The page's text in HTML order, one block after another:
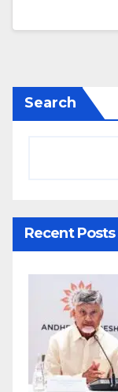
Search
Recent Posts